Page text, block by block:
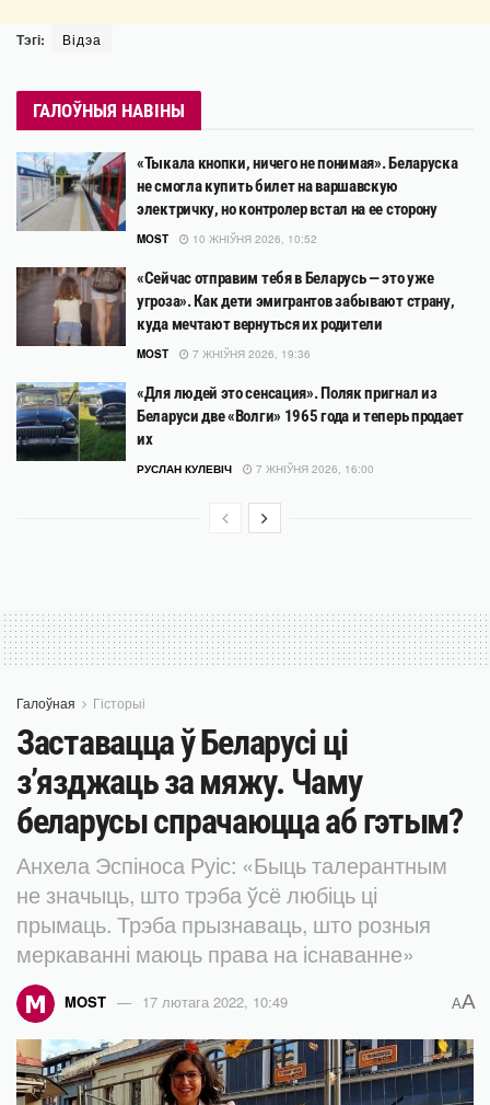
Тэгі: Відэа
ГАЛОЎНЫЯ НАВІНЫ
«Тыкала кнопки, ничего не понимая». Беларуска
не смогла купить билет на варшавскую
электричку, но контролер встал на ее сторону
MOST 10 ЖНІЎНЯ 2026, 10:52
«Сейчас отправим тебя в Беларусь — это уже
угроза». Как дети эмигрантов забывают страну,
куда мечтают вернуться их родители
MOST 7 ЖНІЎНЯ 2026, 19:36
«Для людей это сенсация». Поляк пригнал из
Беларуси две «Волги» 1965 года и теперь продает
их
РУСЛАН КУЛЕВІЧ 7 ЖНІЎНЯ 2026, 16:00
Галоўная Гісторыі
Заставацца ў Беларусі ці
з’язджаць за мяжу. Чаму
беларусы спрачаюцца аб гэтым?
Анхела Эспіноса Руіс: «Быць талерантным
не значыць, што трэба ўсё любіць ці
прымаць. Трэба прызнаваць, што розныя
меркаванні маюць права на існаванне»
MOST 17 лютага 2022, 10:49 AA